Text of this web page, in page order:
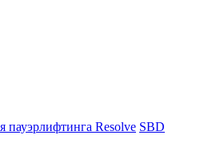
пауэрлифтинга Resolve SBD